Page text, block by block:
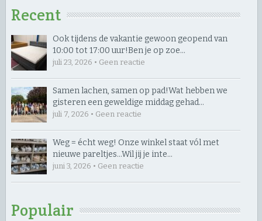
Recent
Ook tijdens de vakantie gewoon geopend van
10:00 tot 17:00 uur! ​Ben je op zoe…
juli 23, 2026 • Geen reactie
Samen lachen, samen op pad! ​Wat hebben we
gisteren een geweldige middag gehad…
juli 7, 2026 • Geen reactie
Weg = écht weg! Onze winkel staat vól met
nieuwe pareltjes… ​Wil jij je inte…
juni 3, 2026 • Geen reactie
Populair